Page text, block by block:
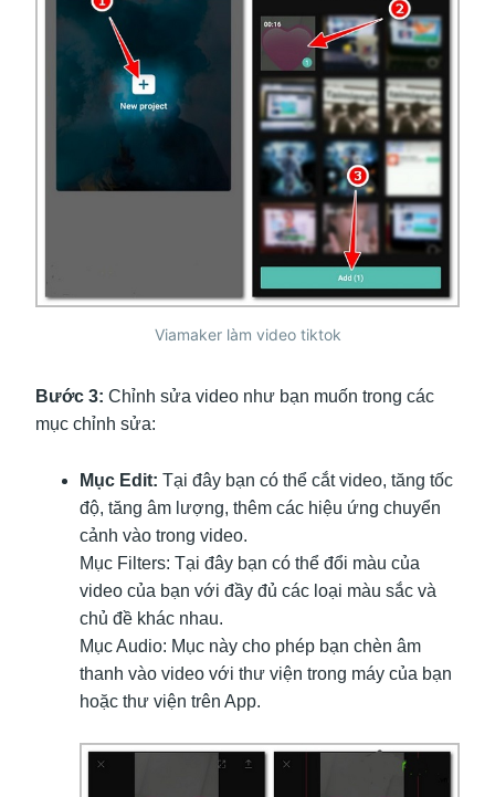
Viamaker làm video tiktok
Bước 3: Chỉnh sửa video như bạn muốn trong các
mục chỉnh sửa:
Mục Edit: Tại đây bạn có thể cắt video, tăng tốc
độ, tăng âm lượng, thêm các hiệu ứng chuyển
cảnh vào trong video.
Mục Filters: Tại đây bạn có thể đổi màu của
video của bạn với đầy đủ các loại màu sắc và
chủ đề khác nhau.
Mục Audio: Mục này cho phép bạn chèn âm
thanh vào video với thư viện trong máy của bạn
hoặc thư viện trên App.